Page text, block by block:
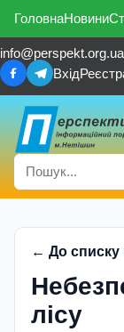
ГоловнаНовини
info@perspekt.org.ua
Вхід
← До списку
лiсу